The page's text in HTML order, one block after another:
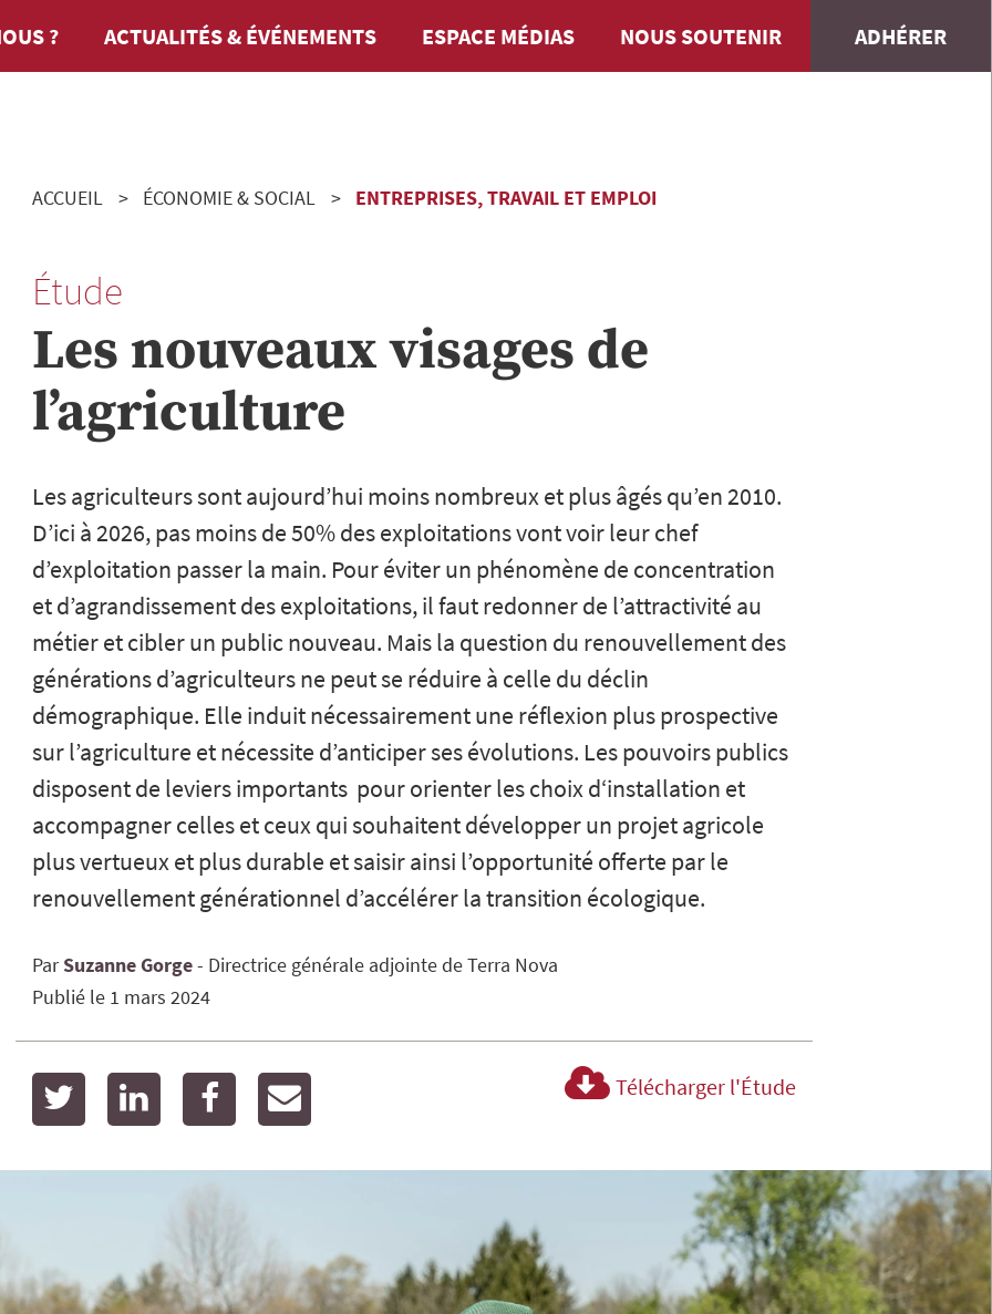
? ACTUALITÉS & ÉVÉNEMENTS ESPACE MÉDIAS NOUS SOUTENIR ADHÉRER
ACCUEIL ÉCONOMIE & SOCIAL ENTREPRISES, TRAVAIL ET EMPLOI
Étude
Les nouveaux visages de
l’agriculture
Les agriculteurs sont aujourd’hui moins nombreux et plus âgés qu’en 2010.
D’ici à 2026, pas moins de 50% des exploitations vont voir leur chef
d’exploitation passer la main. Pour éviter un phénomène de concentration
et d’agrandissement des exploitations, il faut redonner de l’attractivité au
métier et cibler un public nouveau. Mais la question du renouvellement des
générations d’agriculteurs ne peut se réduire à celle du déclin
démographique. Elle induit nécessairement une réflexion plus prospective
sur l’agriculture et nécessite d’anticiper ses évolutions. Les pouvoirs publics
disposent de leviers importants pour orienter les choix d‘installation et
accompagner celles et ceux qui souhaitent développer un projet agricole
plus vertueux et plus durable et saisir ainsi l’opportunité offerte par le
renouvellement générationnel d’accélérer la transition écologique.
ParSuzanneGorge
Directrice générale adjointe de Terra Nova
Publié le 1 mars 2024
twitter linkedin facebook Télécharger l'Étude